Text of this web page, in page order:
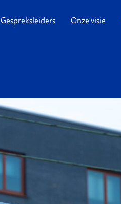
Gespreksleiders Onze visie